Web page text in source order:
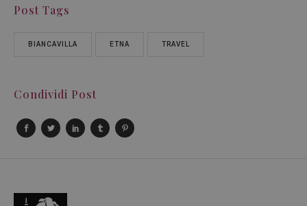
Post Tags
BIANCAVILLA ETNA TRAVEL
Condividi Post